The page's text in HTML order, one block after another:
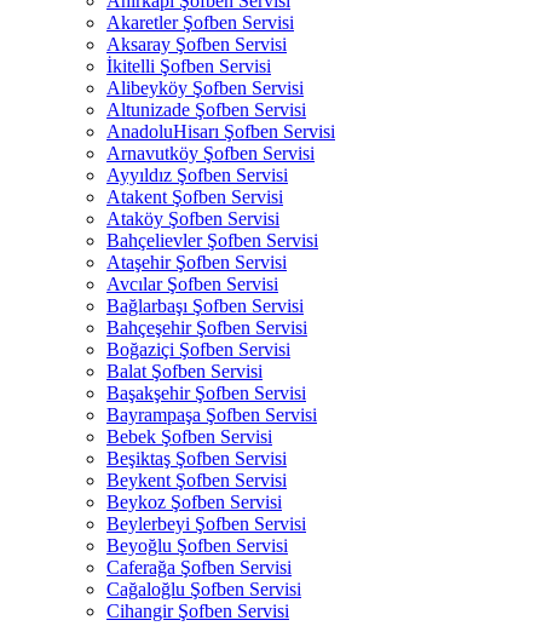
Akaretler Şofben Servisi
Aksaray Şofben Servisi
İkitelli Şofben Servisi
Alibeyköy Şofben Servisi
Altunizade Şofben Servisi
AnadoluHisarı Şofben Servisi
Arnavutköy Şofben Servisi
Ayyıldız Şofben Servisi
Atakent Şofben Servisi
Ataköy Şofben Servisi
Bahçelievler Şofben Servisi
Ataşehir Şofben Servisi
Avcılar Şofben Servisi
Bağlarbaşı Şofben Servisi
Bahçeşehir Şofben Servisi
Boğaziçi Şofben Servisi
Balat Şofben Servisi
Başakşehir Şofben Servisi
Bayrampaşa Şofben Servisi
Bebek Şofben Servisi
Beşiktaş Şofben Servisi
Beykent Şofben Servisi
Beykoz Şofben Servisi
Beylerbeyi Şofben Servisi
Beyoğlu Şofben Servisi
Caferağa Şofben Servisi
Cağaloğlu Şofben Servisi
Cihangir Şofben Servisi